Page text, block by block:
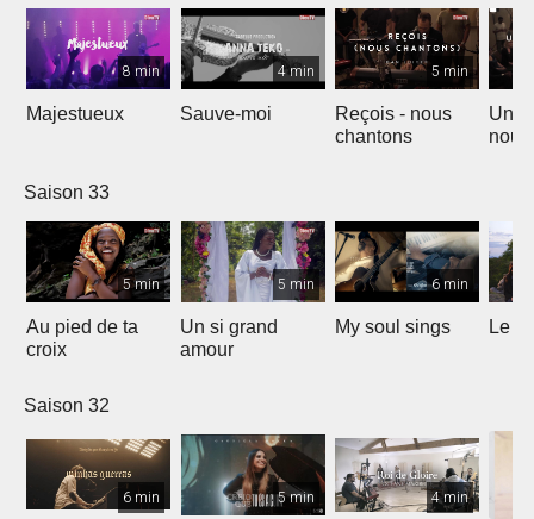
8 min
Majestueux
4 min
Sauve-moi
5 min
Reçois - nous
chantons
Un
Saison 33
5 min
Au pied de ta
croix
5 min
Un si grand
amour
6 min
My soul sings Le
Saison 32
6 min 5 min 4 min